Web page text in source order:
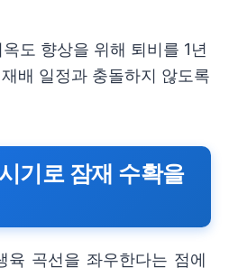
도 향상을 위해 퇴비를 1년
배 일정과 충돌하지 않도록
기로 잠재 수확을
육 곡선을 좌우한다는 점에